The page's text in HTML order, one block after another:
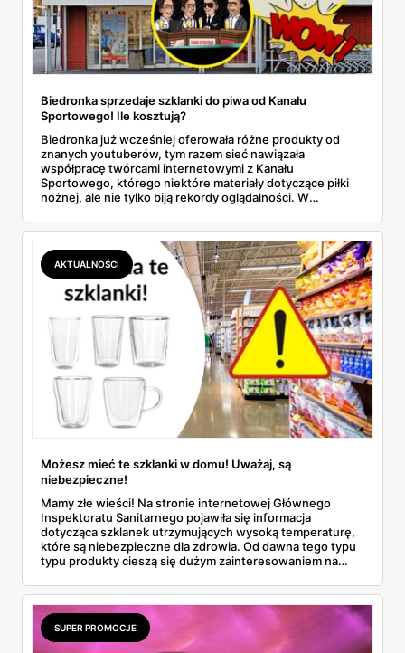
Biedronka sprzedaje szklanki do piwa od Kanału
Sportowego! Ile kosztują?
Biedronka już wcześniej oferowała różne produkty od
znanych youtuberów, tym razem sieć nawiązała
współpracę twórcami internetowymi z Kanału
Sportowego, którego niektóre materiały dotyczące piłki
nożnej, ale nie tylko biją rekordy oglądalności. W
piwa. Jak wyglądają? Ile kosztują? Dowiedz się wszystkich
szczegółów o tej ofercie.
AKTUALNOŚCI
Możesz mieć te szklanki w domu! Uważaj, są
niebezpieczne!
Mamy złe wieści! Na stronie internetowej Głównego
Inspektoratu Sanitarnego pojawiła się informacja
dotycząca szklanek utrzymujących wysoką temperaturę,
które są niebezpieczne dla zdrowia. Od dawna tego typu
typu produkty cieszą się dużym zainteresowaniem na
dyskoncie. Dowiedz się więcej i sprawdź, czy nie masz ich
w domu!
SUPER PROMOCJE